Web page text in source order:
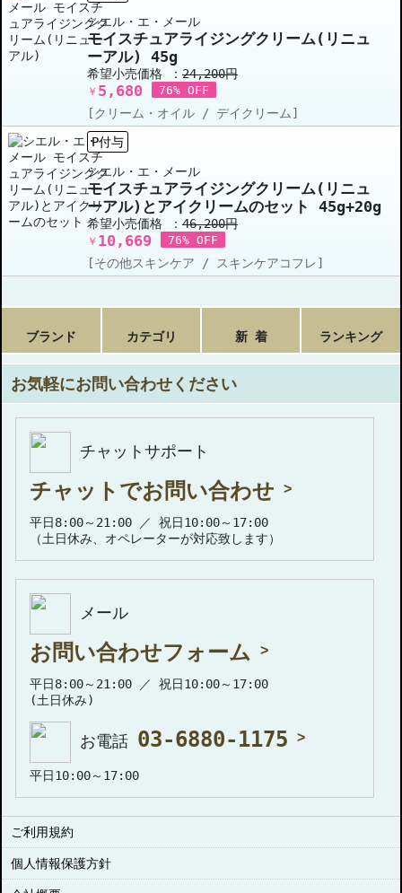
シエル・エ・メール
モイスチュアライジングクリーム(リニュ
ーアル) 45g
希望小売価格 ： 24,200円
￥ 5,680 76% OFF
[クリーム・オイル / デイクリーム]
P付与
シエル・エ・メール
モイスチュアライジングクリーム(リニュ
ーアル)とアイクリームのセット 45g+20g
希望小売価格 ： 46,200円
￥ 10,669 76% OFF
[その他スキンケア / スキンケアコフレ]
ブランド カテゴリ 新 着 ランキング
お気軽にお問い合わせください
チャットサポート
チャットでお問い合わせ
平日8:00～21:00 ／ 祝日10:00～17:00
（土日休み、オペレーターが対応致します）
メール
お問い合わせフォーム
平日8:00～21:00 ／ 祝日10:00～17:00
(土日休み)
お電話 03-6880-1175
平日10:00～17:00
ご利用規約
個人情報保護方針